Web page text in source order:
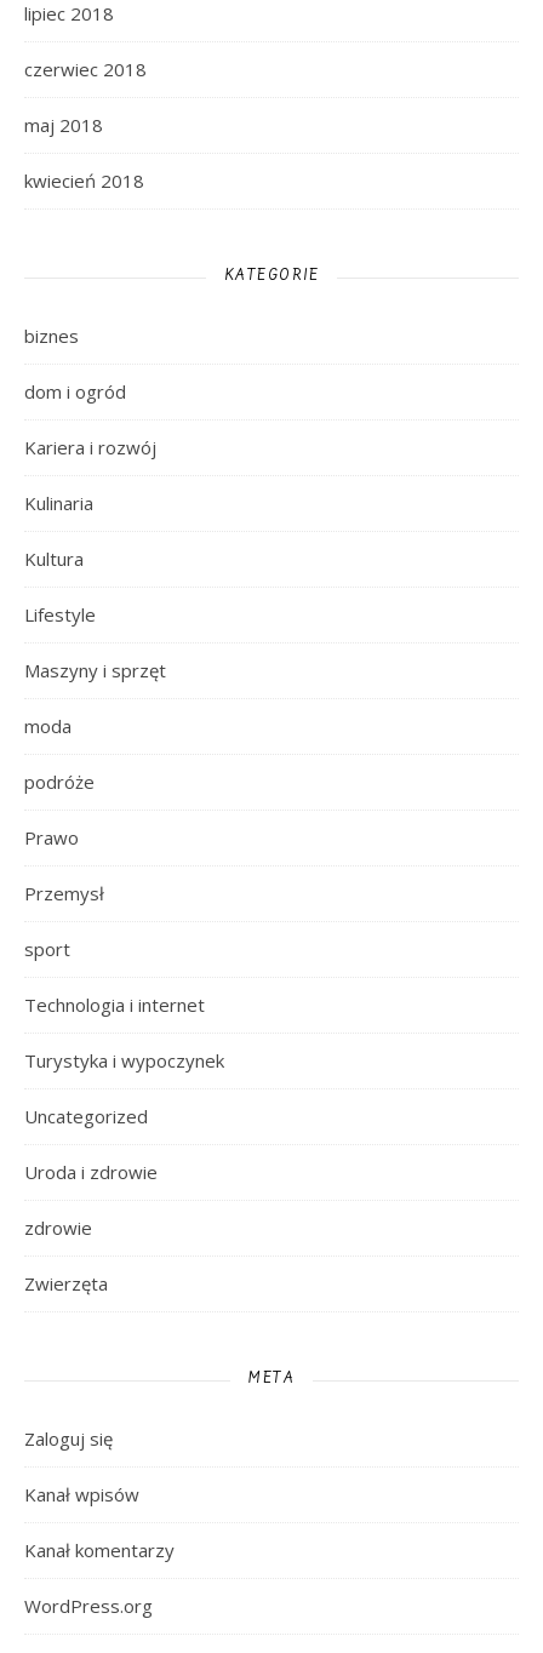
lipiec 2018
czerwiec 2018
maj 2018
kwiecień 2018
KATEGORIE
biznes
dom i ogród
Kariera i rozwój
Kulinaria
Kultura
Lifestyle
Maszyny i sprzęt
moda
podróże
Prawo
Przemysł
sport
Technologia i internet
Turystyka i wypoczynek
Uncategorized
Uroda i zdrowie
zdrowie
Zwierzęta
META
Zaloguj się
Kanał wpisów
Kanał komentarzy
WordPress.org